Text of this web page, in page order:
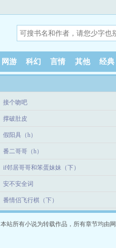
网游 科幻 言情 其他 经典
接个吻吧
撑破肚皮
假阳具（h）
番二哥哥（h）
if邻居哥哥和笨蛋妹妹（下）
安不安全词
番情侣飞行棋（下）
本站所有小说为转载作品，所有章节均由